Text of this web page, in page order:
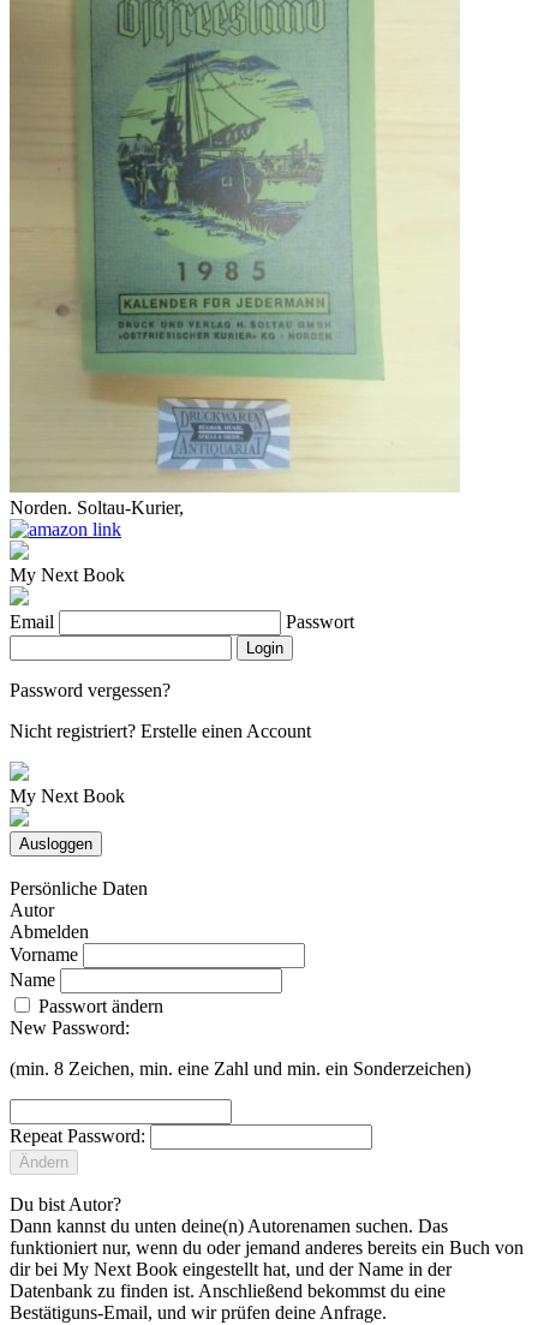
Norden. Soltau-Kurier,
My Next Book
Email Passwort
Login
Password vergessen?
Nicht registriert? Erstelle einen Account
My Next Book
Ausloggen
Persönliche Daten
Autor
Abmelden
Vorname
Name
Passwort ändern
New Password:
(min. 8 Zeichen, min. eine Zahl und min. ein Sonderzeichen)
Repeat Password:
Ändern
Du bist Autor?
Dann kannst du unten deine(n) Autorenamen suchen. Das
funktioniert nur, wenn du oder jemand anderes bereits ein Buch von
dir bei My Next Book eingestellt hat, und der Name in der
Datenbank zu finden ist. Anschließend bekommst du eine
Bestätiguns-Email, und wir prüfen deine Anfrage.